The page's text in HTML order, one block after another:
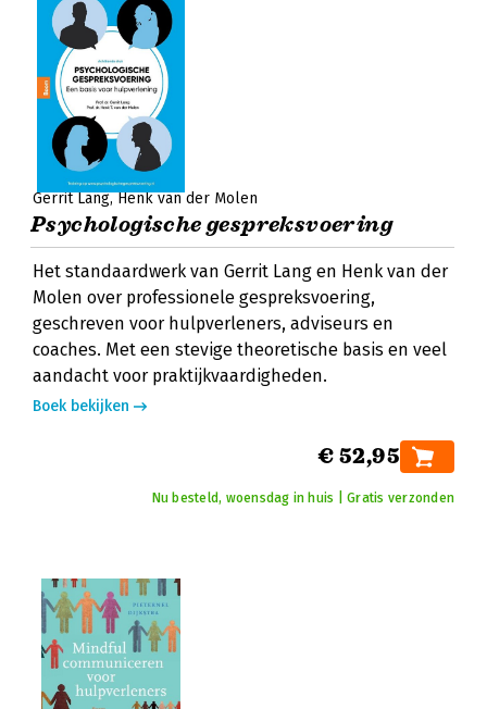
Gerrit Lang Henk van der Molen
Psychologische gespreksvoering
Het standaardwerk van Gerrit Lang en Henk van der
Molen over professionele gespreksvoering,
geschreven voor hulpverleners, adviseurs en
coaches. Met een stevige theoretische basis en veel
aandacht voor praktijkvaardigheden.
Boek bekijken
€ 52,95
Nu besteld, woensdag in huis | Gratis verzonden